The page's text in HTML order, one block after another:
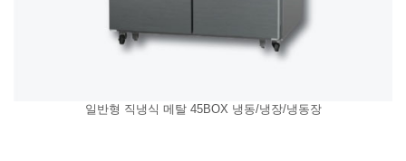
일반형 직냉식 메탈 45BOX 냉동/냉장/냉동장